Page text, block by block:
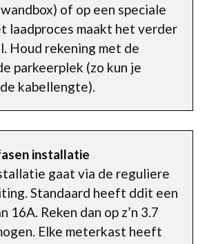
of op een speciale
laadproces maakt het verder
Houd rekening met de
parkeerplek (zo kun je
kabellengte).
installatie
gaat via de reguliere
Standaard heeft ddit een
16A. Reken dan op z’n 3.7
Elke meterkast heeft